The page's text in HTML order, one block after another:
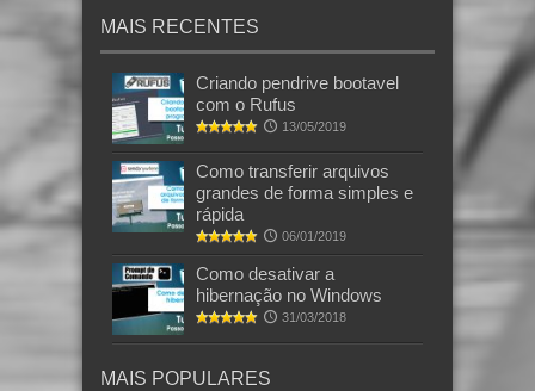
MAIS RECENTES
Criando pendrive bootavel
com o Rufus
13/05/2019
Como transferir arquivos
grandes de forma simples e
rápida
06/01/2019
Como desativar a
hibernação no Windows
31/03/2018
MAIS POPULARES